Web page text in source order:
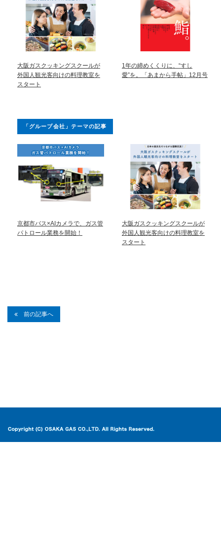
大阪ガスクッキングスクールが
外国人観光客向けの料理教室を
スタート
1年の締めくくりに、“すし
愛”を。「あまから手帖」12月号
「グループ会社」テーマの記事
京都市バス×AIカメラで、ガス管
パトロール業務を開始！
大阪ガスクッキングスクールが
外国人観光客向けの料理教室を
スタート
前の記事へ